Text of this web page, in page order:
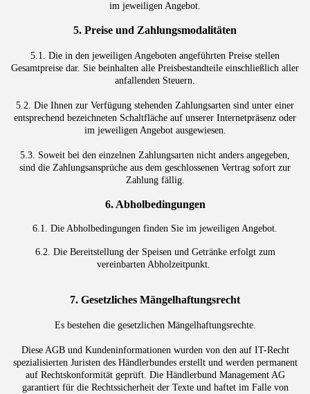
im jeweiligen Angebot.
5. Preise und Zahlungsmodalitäten
5.1. Die in den jeweiligen Angeboten angeführten Preise stellen
Gesamtpreise dar. Sie beinhalten alle Preisbestandteile einschließlich aller
anfallenden Steuern.
5.2. Die Ihnen zur Verfügung stehenden Zahlungsarten sind unter einer
entsprechend bezeichneten Schaltfläche auf unserer Internetpräsenz oder
im jeweiligen Angebot ausgewiesen.
5.3. Soweit bei den einzelnen Zahlungsarten nicht anders angegeben,
sind die Zahlungsansprüche aus dem geschlossenen Vertrag sofort zur
Zahlung fällig.
6. Abholbedingungen
6.1. Die Abholbedingungen finden Sie im jeweiligen Angebot.
6.2. Die Bereitstellung der Speisen und Getränke erfolgt zum
vereinbarten Abholzeitpunkt.
7. Gesetzliches Mängelhaftungsrecht
Es bestehen die gesetzlichen Mängelhaftungsrechte.
Diese AGB und Kundeninformationen wurden von den auf IT-Recht
spezialisierten Juristen des Händlerbundes erstellt und werden permanent
auf Rechtskonformität geprüft. Die Händlerbund Management AG
garantiert für die Rechtssicherheit der Texte und haftet im Falle von